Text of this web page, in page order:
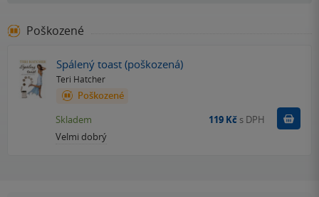
Poškozené
Spálený toast (poškozená)
Teri Hatcher
Poškozené
Velmi dobrý
Skladem 119 Kč s DPH